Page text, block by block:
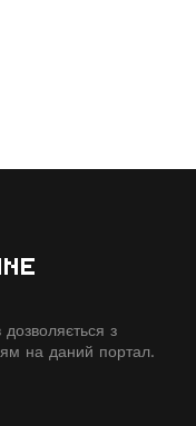
дозволяється з
на даний портал.